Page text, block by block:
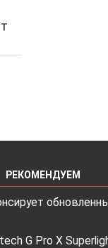
РЕКОМЕНДУЕМ
G Pro X